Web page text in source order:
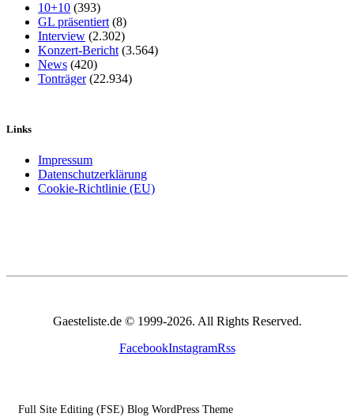
10+10 (393)
GL präsentiert(8)
Interview (2.302)
Konzert-Bericht(3.564)
News (420)
Tonträger(22.934)
Links
Impressum
Datenschutzerklärung
Cookie-Richtlinie (EU)
Gaesteliste.de © 1999-2026. All Rights Reserved.
FacebookInstagramRss
Full Site Editing (FSE) Blog WordPress Theme